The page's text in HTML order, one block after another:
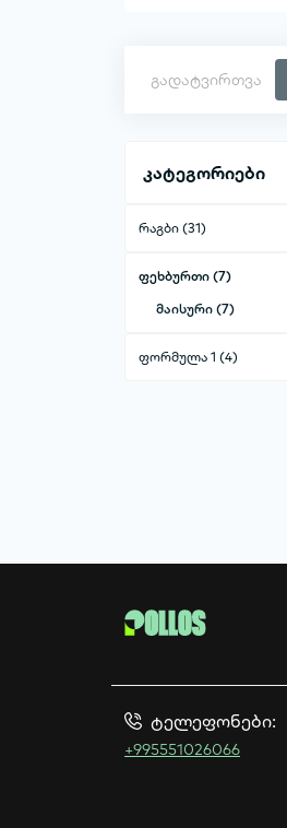
გადატვირთვა
კატეგორიები
რაგბი (31)
პოლო მაისური (2)
ფეხბურთი (7)
მაისური (7)
ფორმულა 1 (4)
ტელეფონები:
+995551026066